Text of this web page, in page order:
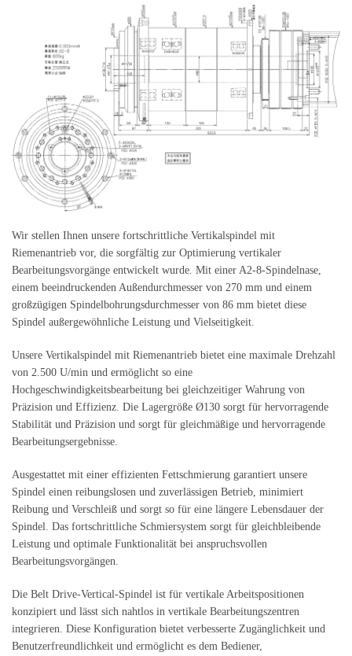
Wir stellen Ihnen unsere fortschrittliche Vertikalspindel mit
Riemenantrieb vor, die sorgfältig zur Optimierung vertikaler
Bearbeitungsvorgänge entwickelt wurde. Mit einer A2-8-Spindelnase,
einem beeindruckenden Außendurchmesser von 270 mm und einem
großzügigen Spindelbohrungsdurchmesser von 86 mm bietet diese
Spindel außergewöhnliche Leistung und Vielseitigkeit.
Unsere Vertikalspindel mit Riemenantrieb bietet eine maximale Drehzahl
von 2.500 U/min und ermöglicht so eine
Hochgeschwindigkeitsbearbeitung bei gleichzeitiger Wahrung von
Präzision und Effizienz. Die Lagergröße Ø130 sorgt für hervorragende
Stabilität und Präzision und sorgt für gleichmäßige und hervorragende
Bearbeitungsergebnisse.
Ausgestattet mit einer effizienten Fettschmierung garantiert unsere
Spindel einen reibungslosen und zuverlässigen Betrieb, minimiert
Reibung und Verschleiß und sorgt so für eine längere Lebensdauer der
Spindel. Das fortschrittliche Schmiersystem sorgt für gleichbleibende
Leistung und optimale Funktionalität bei anspruchsvollen
Bearbeitungsvorgängen.
Die Belt Drive-Vertical-Spindel ist für vertikale Arbeitspositionen
konzipiert und lässt sich nahtlos in vertikale Bearbeitungszentren
integrieren. Diese Konfiguration bietet verbesserte Zugänglichkeit und
Benutzerfreundlichkeit und ermöglicht es dem Bediener,